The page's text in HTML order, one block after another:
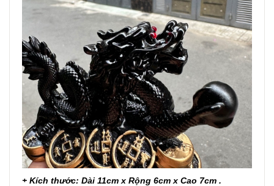
+ Kích thước: Dài 11cm x Rộng 6cm x Cao 7cm .